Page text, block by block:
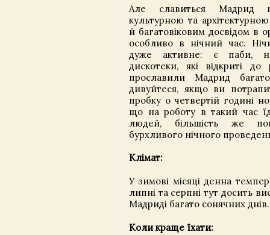
Але славиться
культурною та
й багатовіковим досвідом в
особливо в нічний час.
дуже активне: є паби,
дискотеки, які відкриті
прославили Мадрид
дивуйтеся, якщо ви
пробку о четвертій годині
що на роботу в такий час
людей, більшість же
бурхливого нічного
Клімат:
У зимові місяці денна
липні та серпні тут досить
Мадриді багато сонячних днів.
Коли краще їхати: